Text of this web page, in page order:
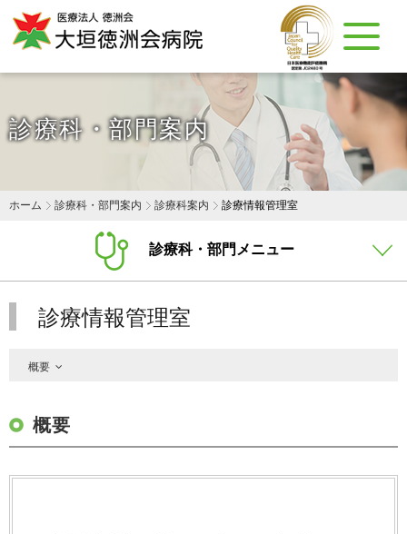
診療科・部門案内
ホーム 診療科・部門案内 診療科案内 診療情報管理室
診療情報管理室
概要
概要
診療科・部門メニュー